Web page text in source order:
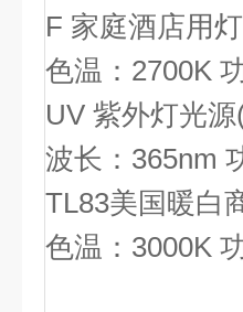
F 家庭酒店用
色温：2700K
UV 紫外灯光
波长：365nm
TL83美国暖白
色温：3000K